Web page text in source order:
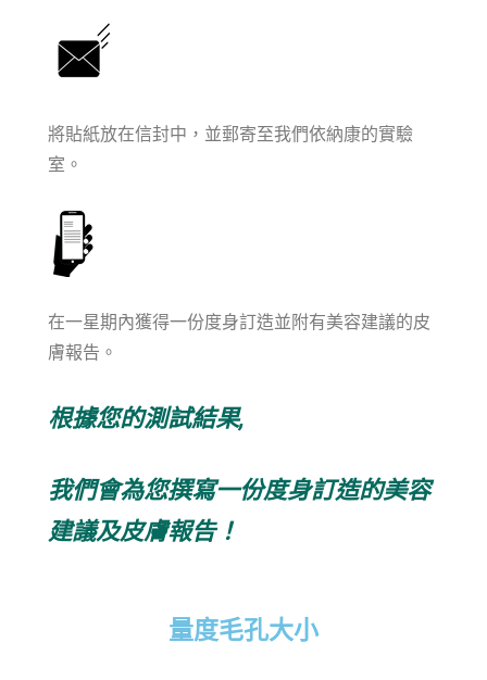
將貼紙放在信封中，並郵寄至我們依納康的實驗
室。
在一星期內獲得一份度身訂造並附有美容建議的皮
膚報告。
根據您的測試結果,
我們會為您撰寫一份度身訂造的美容
建議及皮膚報告！
量度毛孔大小